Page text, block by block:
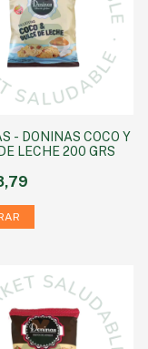
- DONINAS COCO Y
LECHE 200 GRS